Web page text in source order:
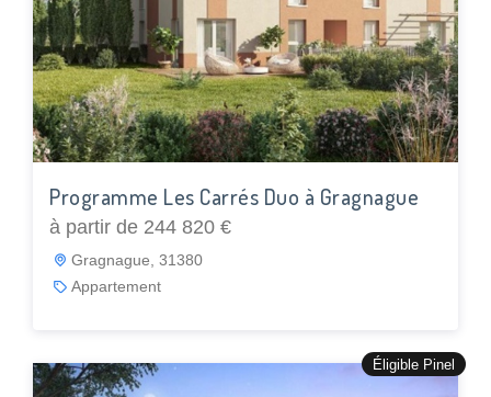
Programme Les Carrés Duo à Gragnague
à partir de 244 820 €
Gragnague, 31380
Appartement
Éligible Pinel